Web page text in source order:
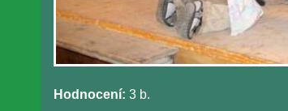
Hodnocení: 3 b.